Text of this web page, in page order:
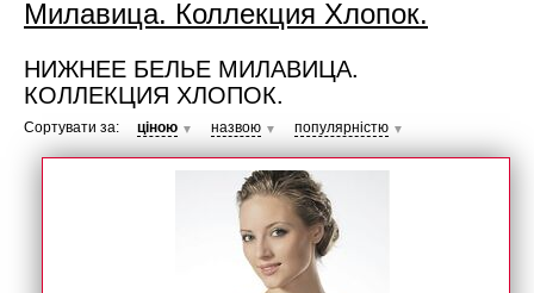
Милавица. Коллекция Хлопок.
НИЖНЕЕ БЕЛЬЕ МИЛАВИЦА.
КОЛЛЕКЦИЯ ХЛОПОК.
Сортувати за: ціною ▼ назвою ▼ популярністю ▼